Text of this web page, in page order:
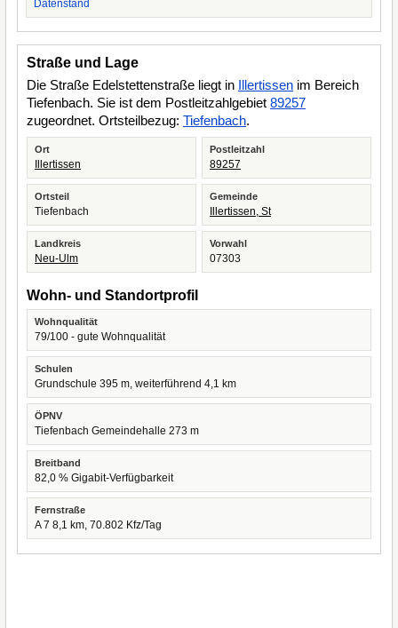
Datenstand
Straße und Lage
Die Straße Edelstettenstraße liegt in Illertissen im Bereich
Tiefenbach. Sie ist dem Postleitzahlgebiet 89257
zugeordnet. Ortsteilbezug: Tiefenbach.
Ort
Illertissen
Postleitzahl
89257
Ortsteil
Tiefenbach
Gemeinde
Illertissen, St
Landkreis
Neu-Ulm
Vorwahl
07303
Wohn- und Standortprofil
Wohnqualität
79/100 - gute Wohnqualität
Schulen
Grundschule 395 m, weiterführend 4,1 km
ÖPNV
Tiefenbach Gemeindehalle 273 m
Breitband
82,0 % Gigabit-Verfügbarkeit
Fernstraße
A 7 8,1 km, 70.802 Kfz/Tag